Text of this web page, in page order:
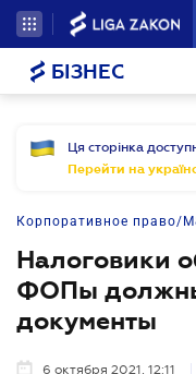
БІЗНЕС
Ця сторінка
Перейти на
Корпоративное право/
Налоговики
ФОПы
документы
6 октября 2021, 12:11